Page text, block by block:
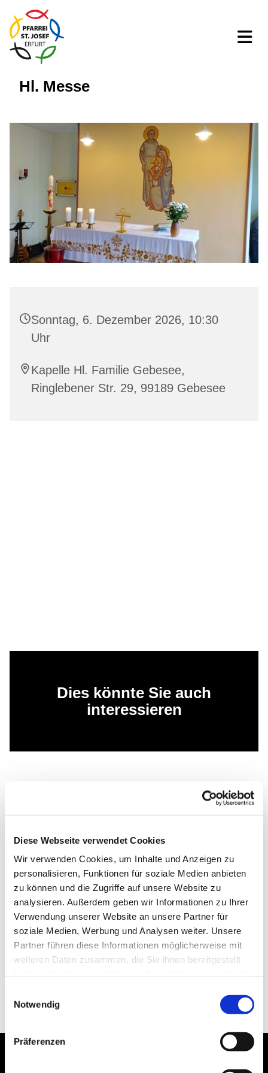
Diese Webseite verwendet Cookies
Wir verwenden Cookies, um Inhalte und Anzeigen zu
personalisieren, Funktionen für soziale Medien anbieten
zu können und die Zugriffe auf unsere Website zu
analysieren. Außerdem geben wir Informationen zu Ihrer
Verwendung unserer Website an unsere Partner für
soziale Medien, Werbung und Analysen weiter. Unsere
Partner führen diese Informationen möglicherweise mit
weiteren Daten zusammen, die Sie ihnen bereitgestellt
Notwendig
Präferenzen
Hl. Messe
Sonntag, 6. Dezember 2026, 10:30
Uhr
Kapelle Hl. Familie Gebesee,
Ringlebener Str. 29, 99189 Gebesee
Dies könnte Sie auch
interessieren